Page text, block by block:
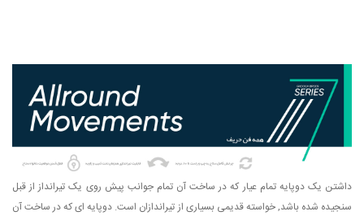
داشتن یک دوپایه تمام عیار که در ساخت آن تمام جوانب پیش روی یک تیرانداز از قبل
سنجیده شده باشد, خواسته قدیمی بسیاری از تیراندازان است. دوپایه ای که در ساخت آن